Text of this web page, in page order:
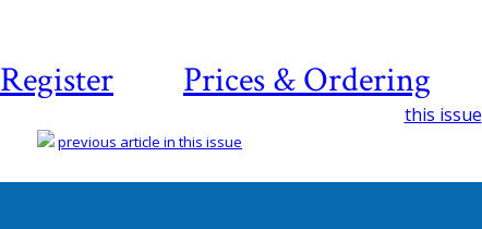
Register Prices & Ordering
this issue
previous article in this issue